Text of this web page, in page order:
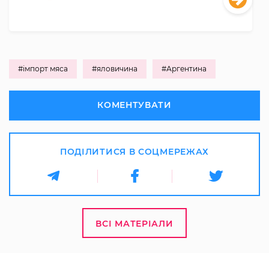
#імпорт мяса #яловичина #Аргентина
КОМЕНТУВАТИ
ПОДІЛИТИСЯ В СОЦМЕРЕЖАХ
ВСІ МАТЕРІАЛИ